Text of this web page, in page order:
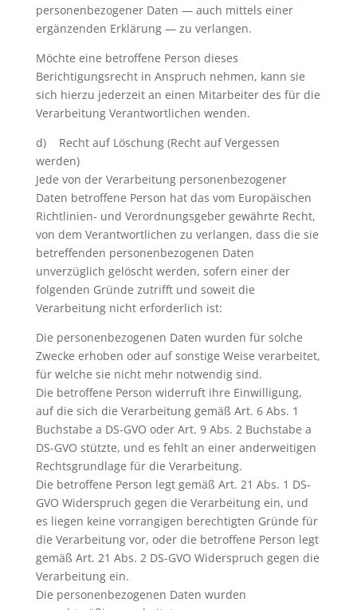
personenbezogener Daten — auch mittels einer
ergänzenden Erklärung — zu verlangen.
Möchte eine betroffene Person dieses
Berichtigungsrecht in Anspruch nehmen, kann sie
sich hierzu jederzeit an einen Mitarbeiter des für die
Verarbeitung Verantwortlichen wenden.
d) Recht auf Löschung (Recht auf Vergessen
werden)
Jede von der Verarbeitung personenbezogener
Daten betroffene Person hat das vom Europäischen
Richtlinien- und Verordnungsgeber gewährte Recht,
von dem Verantwortlichen zu verlangen, dass die sie
betreffenden personenbezogenen Daten
unverzüglich gelöscht werden, sofern einer der
folgenden Gründe zutrifft und soweit die
Verarbeitung nicht erforderlich ist:
Die personenbezogenen Daten wurden für solche
Zwecke erhoben oder auf sonstige Weise verarbeitet,
für welche sie nicht mehr notwendig sind.
Die betroffene Person widerruft ihre Einwilligung,
auf die sich die Verarbeitung gemäß Art. 6 Abs. 1
Buchstabe a DS-GVO oder Art. 9 Abs. 2 Buchstabe a
DS-GVO stützte, und es fehlt an einer anderweitigen
Rechtsgrundlage für die Verarbeitung.
Die betroffene Person legt gemäß Art. 21 Abs. 1 DS-
GVO Widerspruch gegen die Verarbeitung ein, und
es liegen keine vorrangigen berechtigten Gründe für
die Verarbeitung vor, oder die betroffene Person legt
gemäß Art. 21 Abs. 2 DS-GVO Widerspruch gegen die
Verarbeitung ein.
Die personenbezogenen Daten wurden